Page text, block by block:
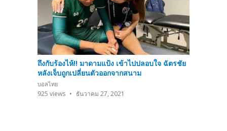
ถึงกับร้องไห้!! มาดามแป้ง เข้าไปปลอบใจ ฉัตรชัย
หลังเจ็บถูกเปลี่ยนตัวออกจากสนาม
บอลไทย
925 views ธันวาคม 27, 2021